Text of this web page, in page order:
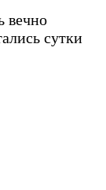
вечно
сутки